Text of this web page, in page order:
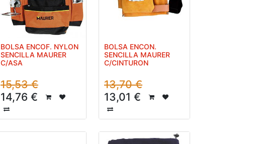
BOLSA ENCOF. NYLON
SENCILLA MAURER
C/ASA
15,53€
14,76 €
BOLSA ENCON.
SENCILLA MAURER
C/CINTURON
13,70€
13,01 €